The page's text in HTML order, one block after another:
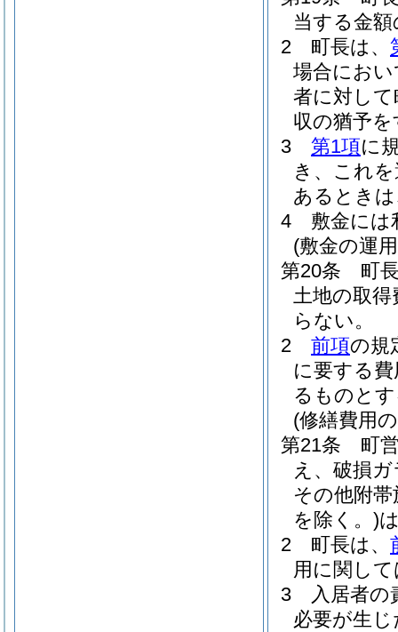
当する金
2
町長は、
場合にお
者に対し
収の猶予
3
第1項に
き、これ
あるとき
4
敷金には
(敷金の運
第20条
町
土地の取
らない。
2
前項の規
に要する
るものと
(修繕費用
第21条
町
え、破損
その他附
を除く。)
2
町長は、
用に関し
3
入居者
必要が生